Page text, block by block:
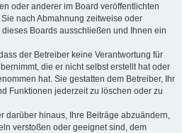
oder anderer im Board veröffentlichten
nach Abmahnung zeitweise oder
Boards ausschließen und Ihnen ein
der Betreiber keine Verantwortung für
die er nicht selbst erstellt hat oder
hat. Sie gestatten dem Betreiber, Ihr
Funktionen jederzeit zu löschen oder zu
darüber hinaus, Ihre Beiträge abzuändern,
verstoßen oder geeignet sind, dem